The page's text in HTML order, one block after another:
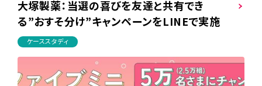
大塚製薬：当選の喜びを友達と共有でき
る”おすそ分け”キャンペーンをLINEで実施
ケーススタディ